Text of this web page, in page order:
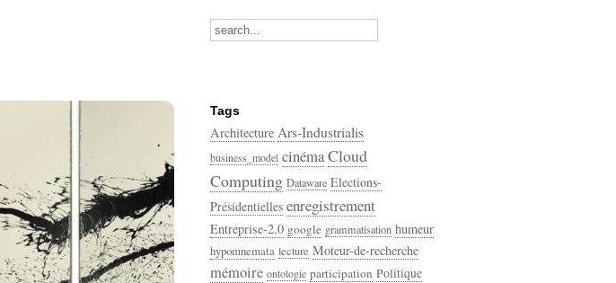
Tags
Architecture Ars-Industrialis
business_model cinémaCloud
Computing Dataware Elections-
Présidentielles enregistrement
Entreprise-2.0 google grammatisation humeur
hypomnemata lecture Moteur-de-recherche
mémoire ontologie participation Politique